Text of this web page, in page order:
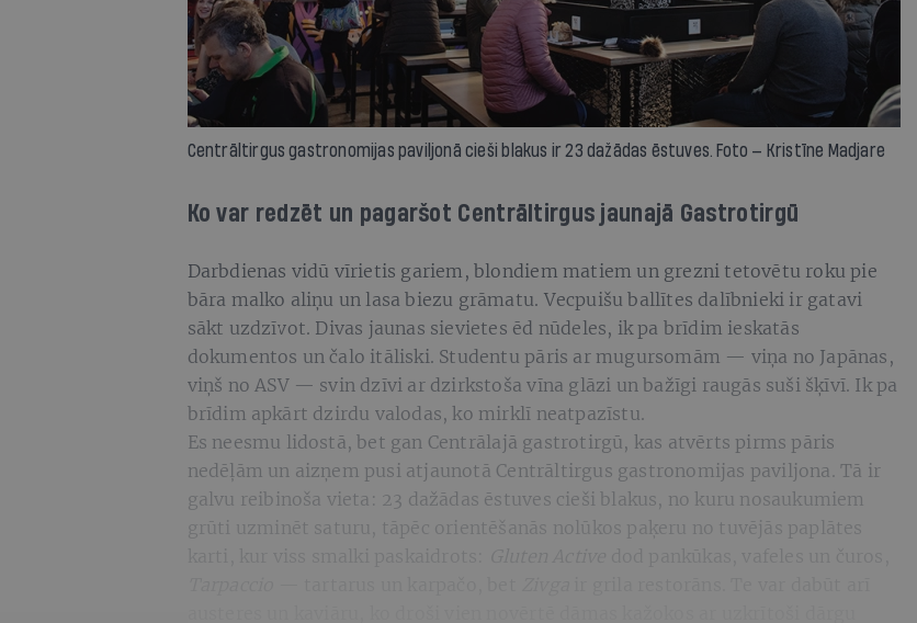
Centrāltirgus gastronomijas paviljonā cieši blakus ir 23 dažādas ēstuves. Foto — Kristīne Madjare
Ko var redzēt un pagaršot Centrāltirgus jaunajā Gastrotirgū
Darbdienas vidū vīrietis gariem, blondiem matiem un grezni tetovētu roku pie
bāra malko aliņu un lasa biezu grāmatu. Vecpuišu ballītes dalībnieki ir gatavi
sākt uzdzīvot. Divas jaunas sievietes ēd nūdeles, ik pa brīdim ieskatās
dokumentos un čalo itāliski. Studentu pāris ar mugursomām — viņa no Japānas,
viņš no ASV — svin dzīvi ar dzirkstoša vīna glāzi un bažīgi raugās suši šķīvī. Ik pa
brīdim apkārt dzirdu valodas, ko mirklī neatpazīstu.
Es neesmu lidostā, bet gan Centrālajā gastrotirgū, kas atvērts pirms pāris
nedēļām un aizņem pusi atjaunotā Centrāltirgus gastronomijas paviljona. Tā ir
galvu reibinoša vieta: 23 dažādas ēstuves cieši blakus, no kuru nosaukumiem
grūti uzminēt saturu, tāpēc orientēšanās nolūkos paķeru no tuvējās paplātes